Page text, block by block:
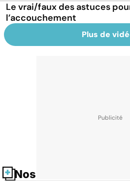
Le vrai/faux des astuces
l’accouchement
Plus de
Nos fiches santé